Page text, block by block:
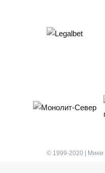
© 1999-2020 | Мини